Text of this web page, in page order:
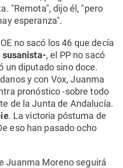
"Remota", dijo él, "pero
esperanza".
no sacó los 46 que decía
, el PP no sacó
un diputado sino doce.
y con Vox, Juanma
pronóstico -sobre todo
de la Junta de Andalucía.
. La victoria póstuma de
eso han pasado ocho
Juanma Moreno seguirá